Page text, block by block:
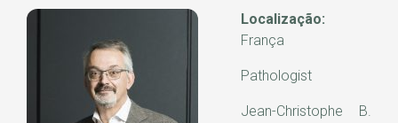
Localização:
França
Pathologist
Jean-Christophe B.